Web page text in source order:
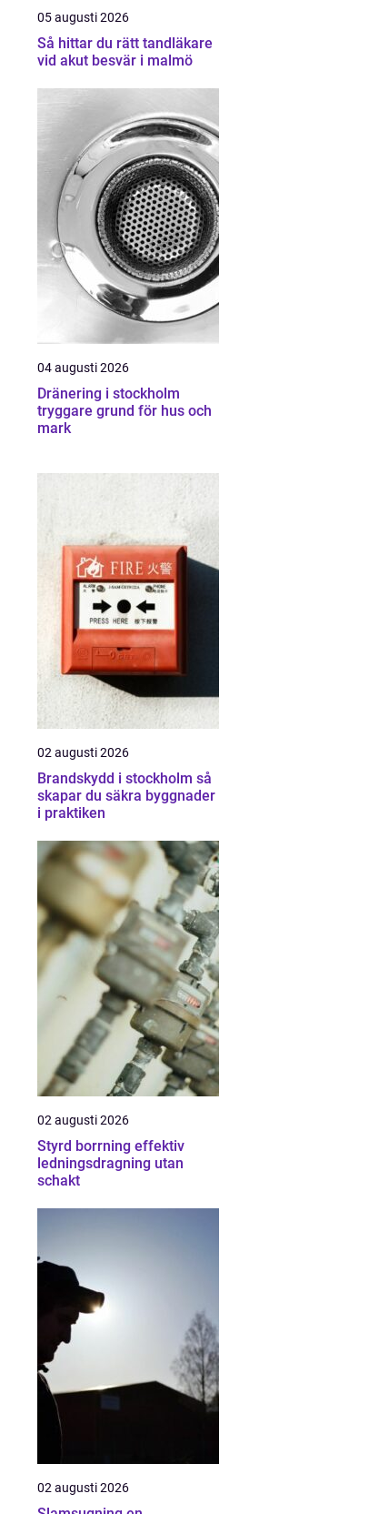
05 augusti 2026
Så hittar du rätt tandläkare
vid akut besvär i malmö
04 augusti 2026
Dränering i stockholm
tryggare grund för hus och
mark
02 augusti 2026
Brandskydd i stockholm så
skapar du säkra byggnader
i praktiken
02 augusti 2026
Styrd borrning effektiv
ledningsdragning utan
schakt
02 augusti 2026